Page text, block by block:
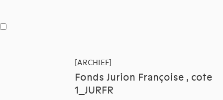
[ARCHIEF]
Fonds Jurion Françoise , cote
1_JURFR